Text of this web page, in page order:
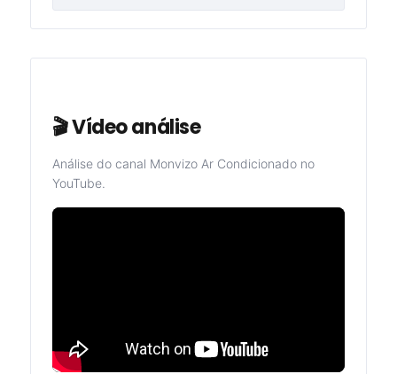
🎬 Vídeo análise
Análise do canal Monvizo Ar Condicionado no
YouTube.